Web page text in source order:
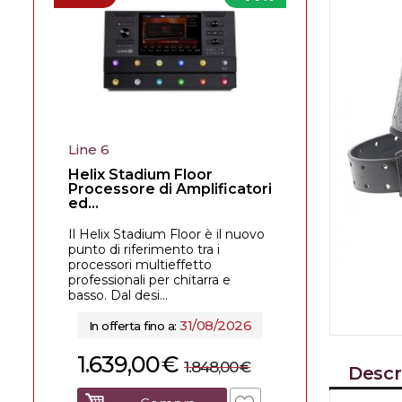
Line 6
Helix Stadium Floor
Processore di Amplificatori
ed...
Il Helix Stadium Floor è il nuovo
punto di riferimento tra i
processori multieffetto
professionali per chitarra e
basso. Dal desi...
In offerta fino a:31/08/2026
€
1.639,00 €
1.848,00